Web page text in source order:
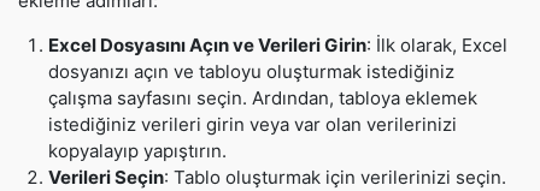
Excel Dosyasını Açın ve Verileri Girin: İlk olarak, Excel
dosyanızı açın ve tabloyu oluşturmak istediğiniz
çalışma sayfasını seçin. Ardından, tabloya eklemek
istediğiniz verileri girin veya var olan verilerinizi
kopyalayıp yapıştırın.
Verileri Seçin: Tablo oluşturmak için verilerinizi seçin.